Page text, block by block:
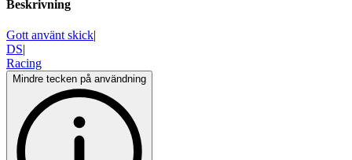
Beskrivning
Gott använt skick|
DS|
Racing
Mindre tecken på användning